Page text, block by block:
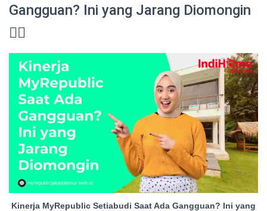
Gangguan? Ini yang Jarang Diomongin
😮‍💨
Kinerja MyRepublic Setiabudi Saat Ada Gangguan? Ini yang